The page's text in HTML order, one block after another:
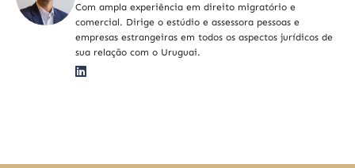
Com ampla experiência em direito migratório e
comercial. Dirige o estúdio e assessora pessoas e
empresas estrangeiras em todos os aspectos jurídicos de
sua relação com o Uruguai.